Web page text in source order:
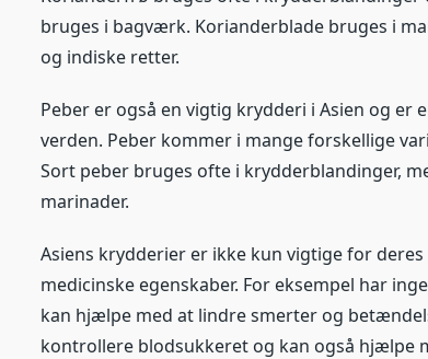
bruges i bagværk. Korianderblade bruges i
og indiske retter.
Peber er også en vigtig krydderi i Asien og er
verden. Peber kommer i mange forskellige
Sort peber bruges ofte i krydderblandinger,
marinader.
Asiens krydderier er ikke kun vigtige for
medicinske egenskaber. For eksempel har
kan hjælpe med at lindre smerter og
kontrollere blodsukkeret og kan også hjælpe